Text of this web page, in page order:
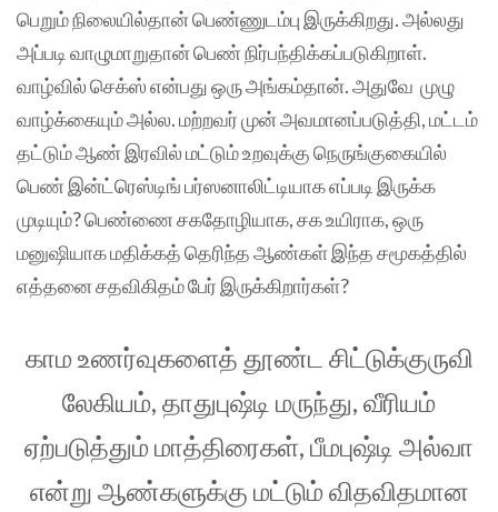
பெறும் நிலையில்தான் பெண்ணுடம்பு இருக்கிறது. அல்லது
அப்படி வாழுமாறுதான் பெண் நிர்பந்திக்கப்படுகிறாள்.
வாழ்வில் செக்ஸ் என்பது ஒரு அங்கம்தான். அதுவே முழு
வாழ்க்கையும் அல்ல. மற்றவர் முன் அவமானப்படுத்தி, மட்டம்
தட்டும் ஆண் இரவில் மட்டும் உறவுக்கு நெருங்குகையில்
பெண் இன்ட்ரெஸ்டிங் பர்ஸனாலிட்டியாக எப்படி இருக்க
முடியும்? பெண்ணை சகதோழியாக, சக உயிராக, ஒரு
மனுஷியாக மதிக்கத் தெரிந்த ஆண்கள் இந்த சமூகத்தில்
எத்தனை சதவிகிதம் பேர் இருக்கிறார்கள்?
காம உணர்வுகளைத்‌ தூண்ட சிட்டுக்குருவி
லேகியம், தாதுபுஷ்டி மருந்து, வீரியம்
ஏற்படுத்தும் மாத்திரைகள், பீமபுஷ்டி அல்வா
என்று ஆண்களுக்கு மட்டும் விதவிதமான